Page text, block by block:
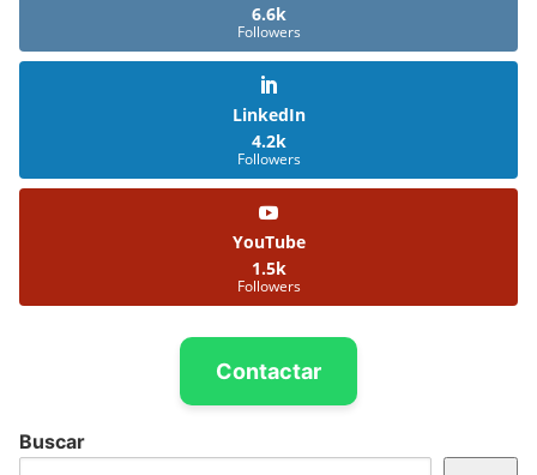
6.6k
Followers
LinkedIn
4.2k
Followers
YouTube
1.5k
Followers
Contactar
Buscar